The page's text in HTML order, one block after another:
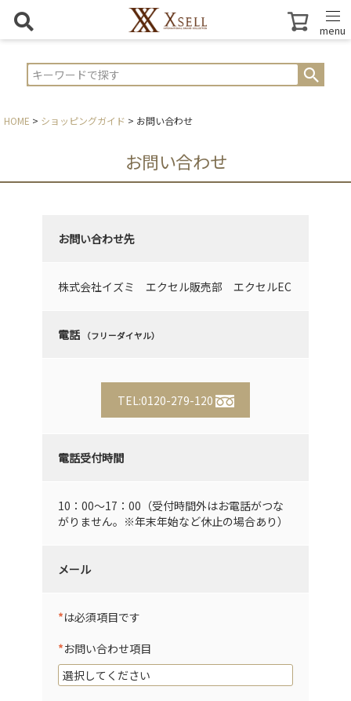
menu
HOME ショッピングガイド お問い合わせ
お問い合わせ
お問い合わせ先
株式会社イズミ エクセル販売部 エクセルEC
電話 （フリーダイヤル）
TEL:0120-279-120
電話受付時間
10：00～17：00（受付時間外はお電話がつな
がりません。※年末年始など休止の場合あり）
メール
*は必須項目です
*お問い合わせ項目